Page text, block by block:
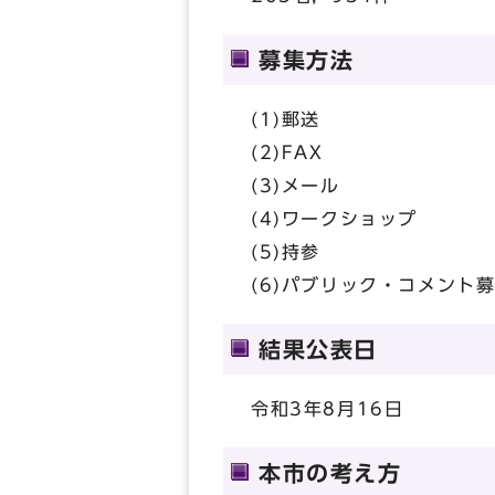
募集方法
(1)郵送
(2)FAX
(3)メール
(4)ワークショップ
(5)持参
(6)パブリック・コメント
結果公表日
令和3年8月16日
本市の考え方